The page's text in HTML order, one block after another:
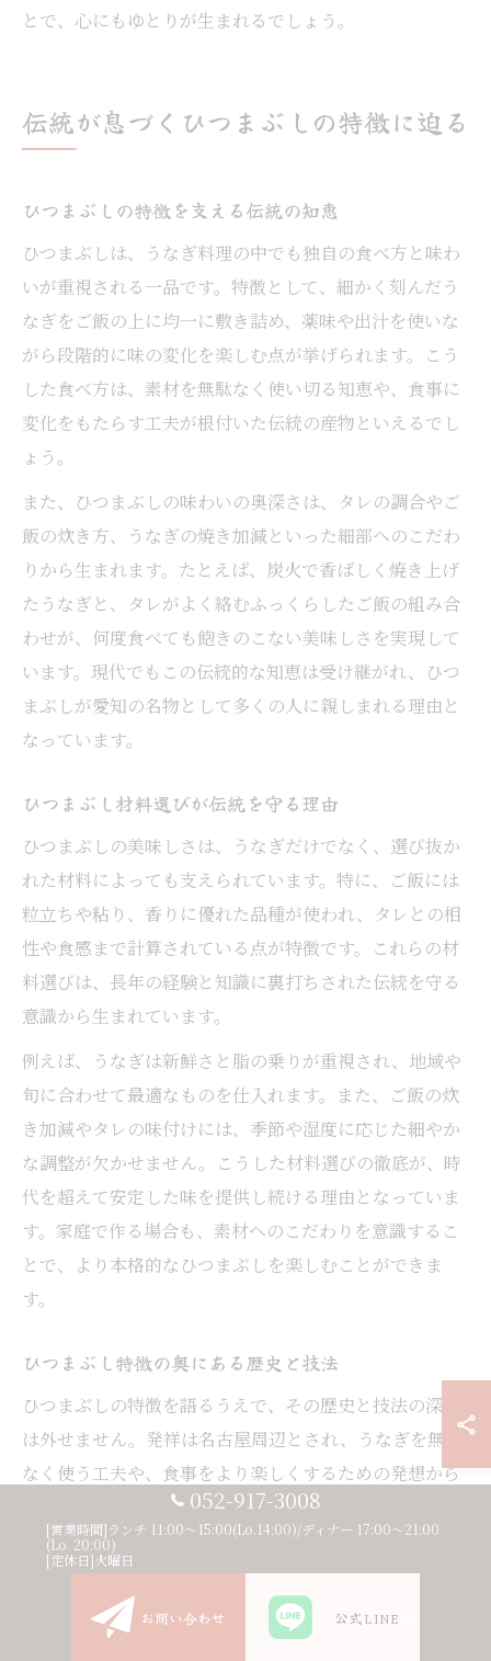
とで、心にもゆとりが生まれるでしょう。
伝統が息づくひつまぶしの特徴に迫る
ひつまぶしの特徴を支える伝統の知恵
ひつまぶしは、うなぎ料理の中でも独自の食べ方と味わ
いが重視される一品です。特徴として、細かく刻んだう
なぎをご飯の上に均一に敷き詰め、薬味や出汁を使いな
がら段階的に味の変化を楽しむ点が挙げられます。こう
した食べ方は、素材を無駄なく使い切る知恵や、食事に
変化をもたらす工夫が根付いた伝統の産物といえるでし
ょう。
また、ひつまぶしの味わいの奥深さは、タレの調合やご
飯の炊き方、うなぎの焼き加減といった細部へのこだわ
りから生まれます。たとえば、炭火で香ばしく焼き上げ
たうなぎと、タレがよく絡むふっくらしたご飯の組み合
わせが、何度食べても飽きのこない美味しさを実現して
います。現代でもこの伝統的な知恵は受け継がれ、ひつ
まぶしが愛知の名物として多くの人に親しまれる理由と
なっています。
ひつまぶし材料選びが伝統を守る理由
ひつまぶしの美味しさは、うなぎだけでなく、選び抜か
れた材料によっても支えられています。特に、ご飯には
粒立ちや粘り、香りに優れた品種が使われ、タレとの相
性や食感まで計算されている点が特徴です。これらの材
料選びは、長年の経験と知識に裏打ちされた伝統を守る
意識から生まれています。
例えば、うなぎは新鮮さと脂の乗りが重視され、地域や
旬に合わせて最適なものを仕入れます。また、ご飯の炊
き加減やタレの味付けには、季節や湿度に応じた細やか
な調整が欠かせません。こうした材料選びの徹底が、時
代を超えて安定した味を提供し続ける理由となっていま
す。家庭で作る場合も、素材へのこだわりを意識するこ
とで、より本格的なひつまぶしを楽しむことができま
す。
ひつまぶし特徴の奥にある歴史と技法
ひつまぶしの特徴を語るうえで、その歴史と技法の深さ
は外せません。発祥は名古屋周辺とされ、うなぎを無駄
なく使う工夫や、食事をより楽しくするための発想から
生まれたと言われています。こうした背景には、食文化
の多様性や工夫を重んじる地域性が色濃く反映されてい
ます。
また、うなぎを細かく刻んでご飯と混ぜるという技法
052-917-3008
[営業時間]ランチ 11:00〜15:00(Lo.14:00)/ディナー 17:00〜21:00
(Lo. 20:00)
[定休日]火曜日
お問い合わせ 公式LINE